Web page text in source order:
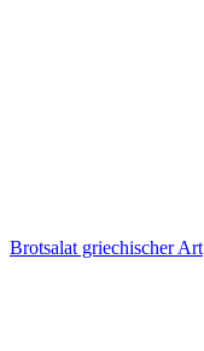
Brotsalat griechischer Art